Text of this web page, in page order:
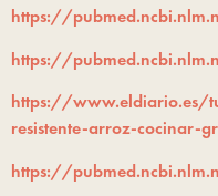
https://
https://
https://www.eldiario.es/
resistente-arroz-cocinar-
https://